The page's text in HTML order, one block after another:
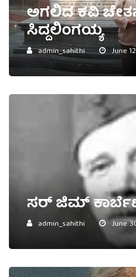
ಅಗಲಿದ ಕವಿ
ಸಿದ್ದಲಿಂಗಯ್ಯ
admin_sahithi June
ಸರ್ ಜಿಮ್
admin_sahithi June